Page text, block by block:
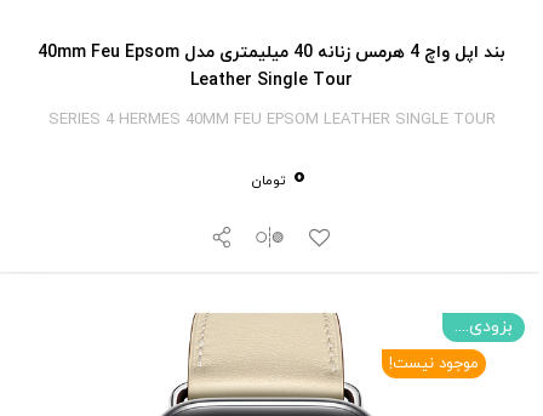
بند اپل واچ 4 هرمس زنانه 40 میلیمتری مدل 40mm Feu Epsom
Leather Single Tour
SERIES 4 HERMES 40MM FEU EPSOM LEATHER SINGLE TOUR
0 تومان
بزودی....
موجود نیست!